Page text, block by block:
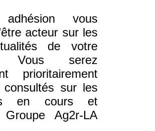
vous
acteur sur les
de votre
Vous serez
prioritairement
sur les
en cours et
Ag2r-LA